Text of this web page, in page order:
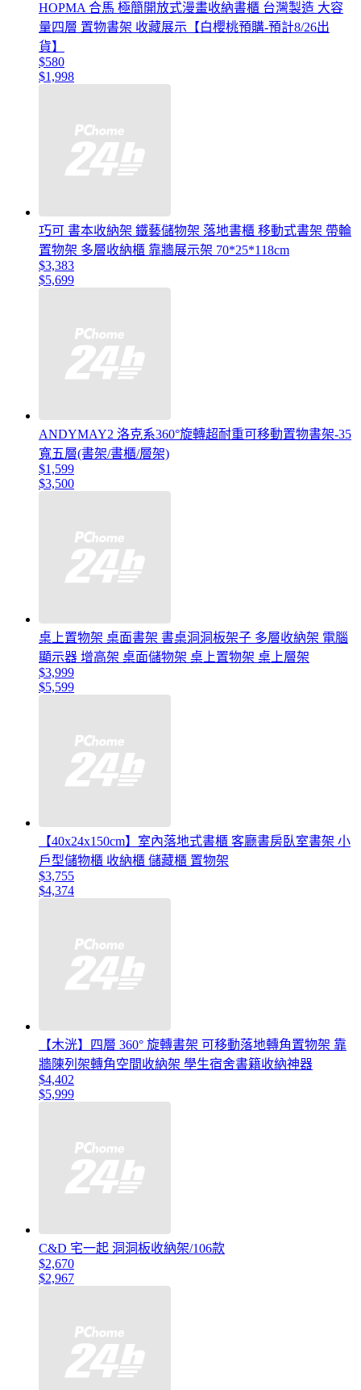
HOPMA 合馬 極簡開放式漫畫收納書櫃 台灣製造 大容
量四層 置物書架 收藏展示【白櫻桃預購-預計8/26出
貨】
$580
$1,998
巧可 書本收納架 鐵藝儲物架 落地書櫃 移動式書架 帶輪
置物架 多層收納櫃 靠牆展示架 70*25*118cm
$3,383
$5,699
ANDYMAY2 洛克系360°旋轉超耐重可移動置物書架-35
寬五層(書架/書櫃/層架)
$1,599
$3,500
桌上置物架 桌面書架 書桌洞洞板架子 多層收納架 電腦
顯示器 增高架 桌面儲物架 桌上置物架 桌上層架
$3,999
$5,599
【40x24x150cm】室內落地式書櫃 客廳書房臥室書架 小
戶型儲物櫃 收納櫃 儲藏櫃 置物架
$3,755
$4,374
【木洸】四層 360° 旋轉書架 可移動落地轉角置物架 靠
牆陳列架轉角空間收納架 學生宿舍書籍收納神器
$4,402
$5,999
C&D 宅一起 洞洞板收納架/106款
$2,670
$2,967